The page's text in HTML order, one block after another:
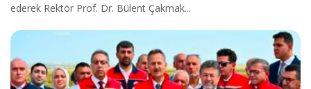
ederek Rektör Prof. Dr. Bülent Çakmak...